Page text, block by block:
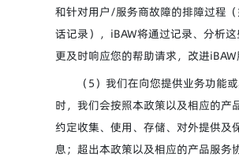
和针对用户/服务商故障的排障过程
话记录），iBAW将通过记录、分析
更及时响应您的帮助请求，改进iBAW
（5）我们在向您提供业务功能
时，我们会按照本政策以及相应的产
约定收集、使用、存储、对外提供及
息；超出本政策以及相应的产品服务